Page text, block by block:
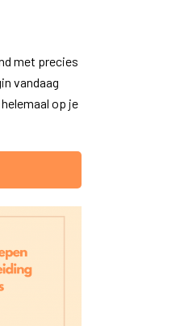
met precies
vandaag
op je